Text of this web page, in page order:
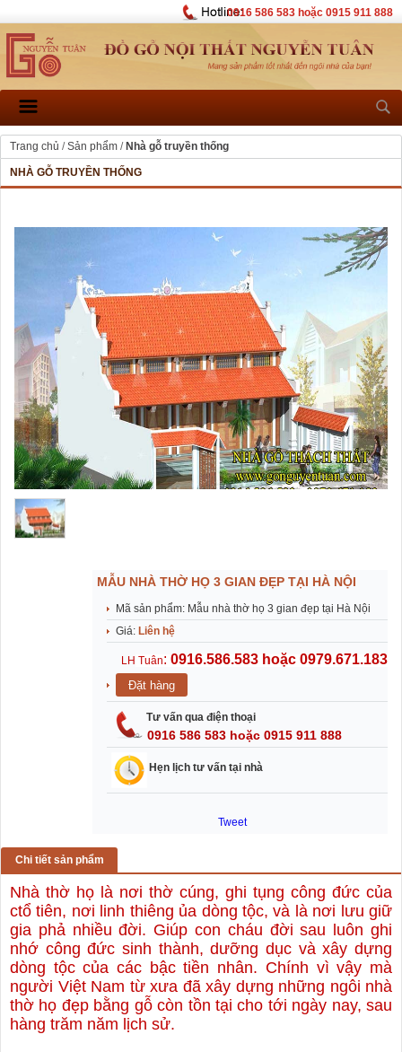
0916 586 583 hoặc 0915 911 888
Trang chủ /Sản phẩm / Nhà gỗ truyền thống
NHÀ GỖ TRUYỀN THỐNG
MẪU NHÀ THỜ HỌ 3 GIAN ĐẸP TẠI HÀ NỘI
Mã sản phẩm: Mẫu nhà thờ họ 3 gian đẹp tại Hà Nội
Giá: Liên hệ
LH Tuân​: 0916.586.583 hoặc 0979.671.183
Tư vấn qua điện thoại
0916 586 583 hoặc 0915 911 888
Hẹn lịch tư vấn tại nhà
Tweet
Chi tiết sản phẩm
​Nhà thờ họ là nơi thờ cúng, ghi tụng công đức của
ctổ tiên, nơi linh thiêng ủa dòng tộc, và là nơi lưu giữ
gia phả nhiều đời. Giúp con cháu đời sau luôn ghi
nhớ công đức sinh thành, dưỡng dục và xây dựng
dòng tộc của các bậc tiền nhân. Chính vì vậy mà
người Việt Nam từ xưa đã xây dựng những ngôi nhà
thờ họ đẹp bằng gỗ còn tồn tại cho tới ngày nay, sau
hàng trăm năm lịch sử.